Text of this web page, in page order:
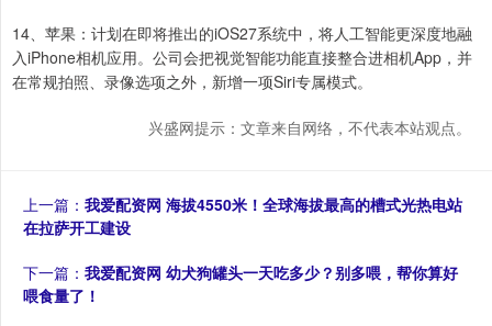
14、苹果：计划在即将推出的iOS27系统中，将人工智能更深度地融
入iPhone相机应用。公司会把视觉智能功能直接整合进相机App，并
在常规拍照、录像选项之外，新增一项Siri专属模式。
兴盛网提示：文章来自网络，不代表本站观点。
上一篇： 我爱配资网 海拔4550米！全球海拔最高的槽式光热电站
在拉萨开工建设
下一篇： 我爱配资网 幼犬狗罐头一天吃多少？别多喂，帮你算好
喂食量了！